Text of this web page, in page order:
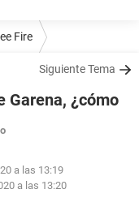
Fire
Siguiente Tema
Garena, ¿cómo
a las 13:19
a las 13:20